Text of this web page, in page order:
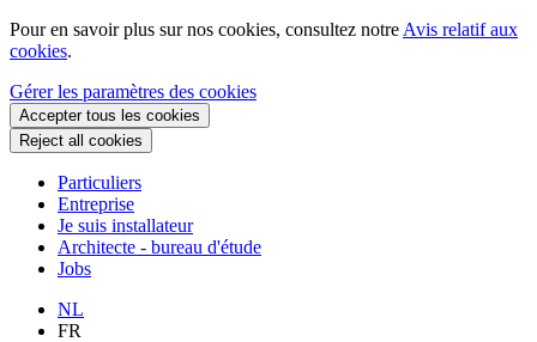
Pour en savoir plus sur nos cookies, consultez notre Avis relatif aux
cookies.
Gérer les paramètres des cookies
Accepter tous les cookies
Reject all cookies
Particuliers
Entreprise
Je suis installateur
Architecte - bureau d'étude
Jobs
NL
FR